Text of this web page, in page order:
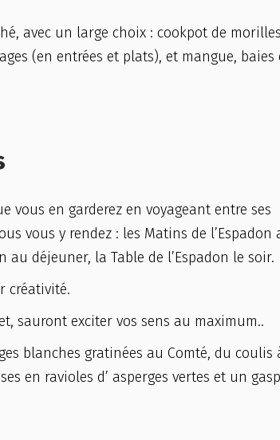
avec un large choix : cookpot de
(en entrées et plats), et mangue, baies
vous en garderez en voyageant entre ses
vous y rendez : les Matins de l’Espadon
au déjeuner, la Table de l’Espadon le soir.
créativité.
sauront exciter vos sens au maximum..
blanches gratinées au Comté, du coulis
en ravioles d’ asperges vertes et un